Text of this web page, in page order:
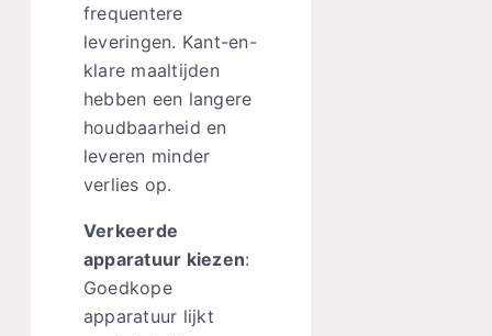
frequentere
leveringen. Kant-en-
klare maaltijden
hebben een langere
houdbaarheid en
leveren minder
verlies op.
Verkeerde
apparatuur kiezen:
Goedkope
apparatuur lijkt